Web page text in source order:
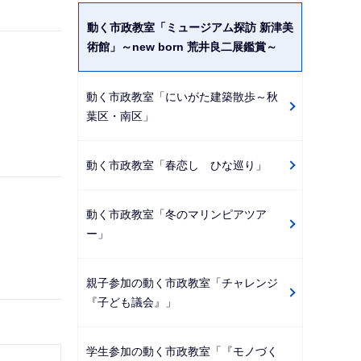
動く市政教室「ミュージアム探訪 新津美
術館」～new born 荒井良二展鑑賞～
動く市政教室「にいがた建築散歩～秋
葉区・南区」
動く市政教室「春恋し ひな巡り」
動く市政教室「冬のマリンピアツア
ー」
親子参加の動く市政教室「チャレンジ
『子ども議会』」
学生参加の動く市政教室「『モノづく